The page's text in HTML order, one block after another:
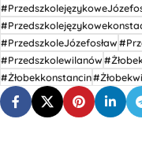
#PrzedszkoleJózefosław
#Przedszkolewilanów
#Żłobekkonstancin